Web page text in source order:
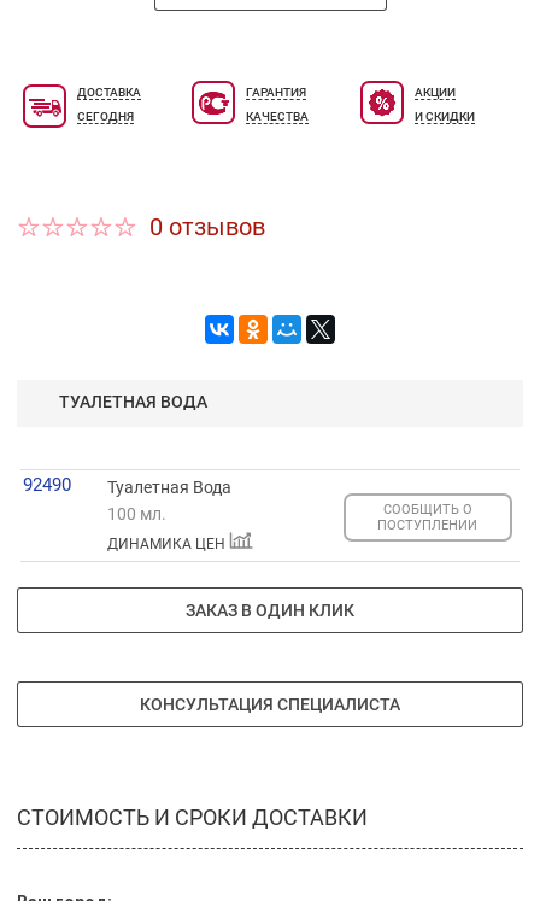
ДОСТАВКА
СЕГОДНЯ
ГАРАНТИЯ
КАЧЕСТВА
АКЦИИ
И СКИДКИ
0 отзывов
ТУАЛЕТНАЯ ВОДА
92490
Туалетная Вода
100 мл.
ДИНАМИКА ЦЕН
СООБЩИТЬ О
ПОСТУПЛЕНИИ
ЗАКАЗ В ОДИН КЛИК
КОНСУЛЬТАЦИЯ СПЕЦИАЛИСТА
СТОИМОСТЬ И СРОКИ ДОСТАВКИ